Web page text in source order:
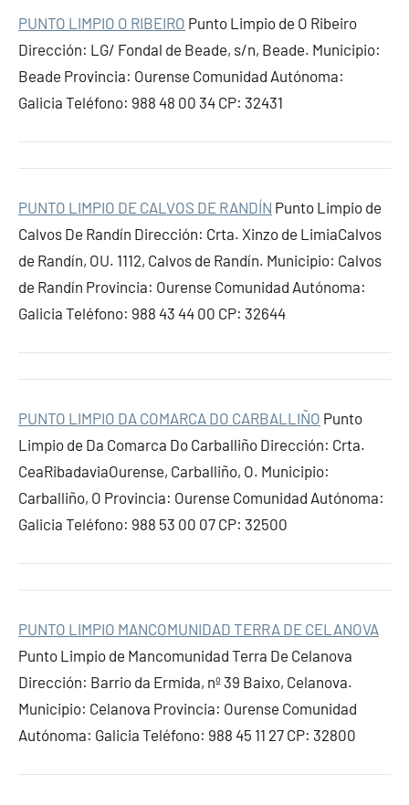
PUNTO LIMPIO O RIBEIRO Punto Limpio de O Ribeiro
Dirección: LG/ Fondal de Beade, s/n, Beade. Municipio:
Beade Provincia: Ourense Comunidad Autónoma:
Galicia Teléfono: 988 48 00 34 CP: 32431
PUNTO LIMPIO DE CALVOS DE RANDÍN Punto Limpio de
Calvos De Randín Dirección: Crta. Xinzo de LimiaCalvos
de Randín, OU. 1112, Calvos de Randín. Municipio: Calvos
de Randín Provincia: Ourense Comunidad Autónoma:
Galicia Teléfono: 988 43 44 00 CP: 32644
PUNTO LIMPIO DA COMARCA DO CARBALLIÑO Punto
Limpio de Da Comarca Do Carballiño Dirección: Crta.
CeaRibadaviaOurense, Carballiño, O. Municipio:
Carballiño, O Provincia: Ourense Comunidad Autónoma:
Galicia Teléfono: 988 53 00 07 CP: 32500
PUNTO LIMPIO MANCOMUNIDAD TERRA DE CELANOVA
Punto Limpio de Mancomunidad Terra De Celanova
Dirección: Barrio da Ermida, nº 39 Baixo, Celanova.
Municipio: Celanova Provincia: Ourense Comunidad
Autónoma: Galicia Teléfono: 988 45 11 27 CP: 32800